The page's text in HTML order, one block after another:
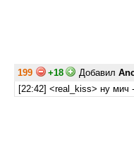
199 +18 Добавил
[22:42] <real_kiss> ну мич